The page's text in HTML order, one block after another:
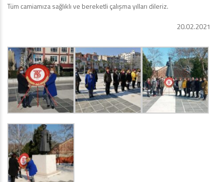
Tüm camiamıza sağlıklı ve bereketli çalışma yılları dileriz.
20.02.2021